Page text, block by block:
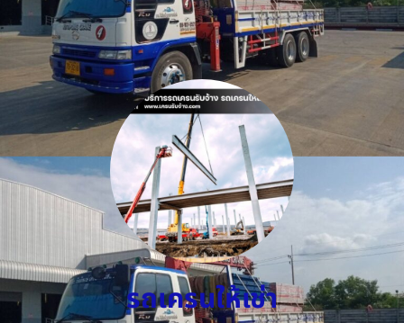
รถเครนให้เช่า